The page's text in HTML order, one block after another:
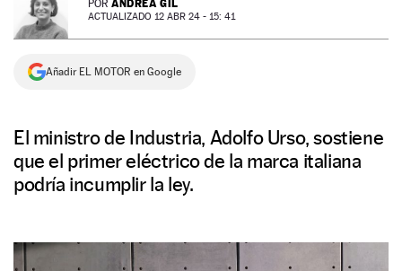
NEWSLETTER
SÍGUENOS
POR ANDREA GIL
ACTUALIZADO 12 ABR 24 - 15: 41
Añadir EL MOTOR en Google
El ministro de Industria, Adolfo Urso, sostiene
que el primer eléctrico de la marca italiana
podría incumplir la ley.